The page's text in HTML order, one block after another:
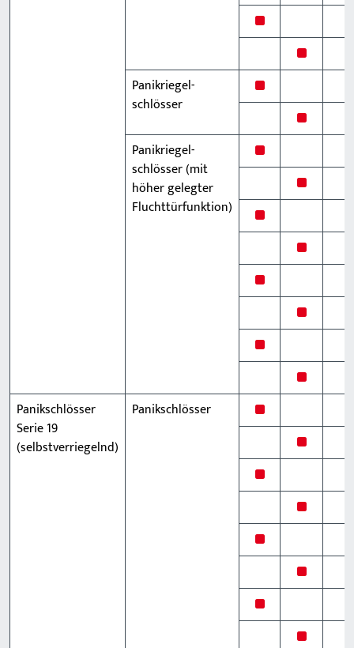
x
x
Panikriegel­
schlösser
x
x
Panikriegel­
schlösser (mit
höher gelegter
Fluchttürfunktion)
x
x
x
x
x
x
x
x
Panikschlösser
Serie 19
(selbstverriegelnd)
Panikschlösser
x
x
x
x
x
x
x
x